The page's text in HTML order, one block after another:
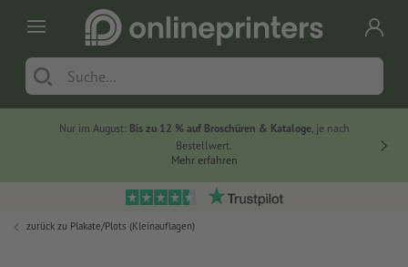
Nur im August: Bis zu 12 % auf Broschüren & Kataloge, je nach
Bestellwert.
Mehr erfahren
zurück zu Plakate/Plots (Kleinauflagen)